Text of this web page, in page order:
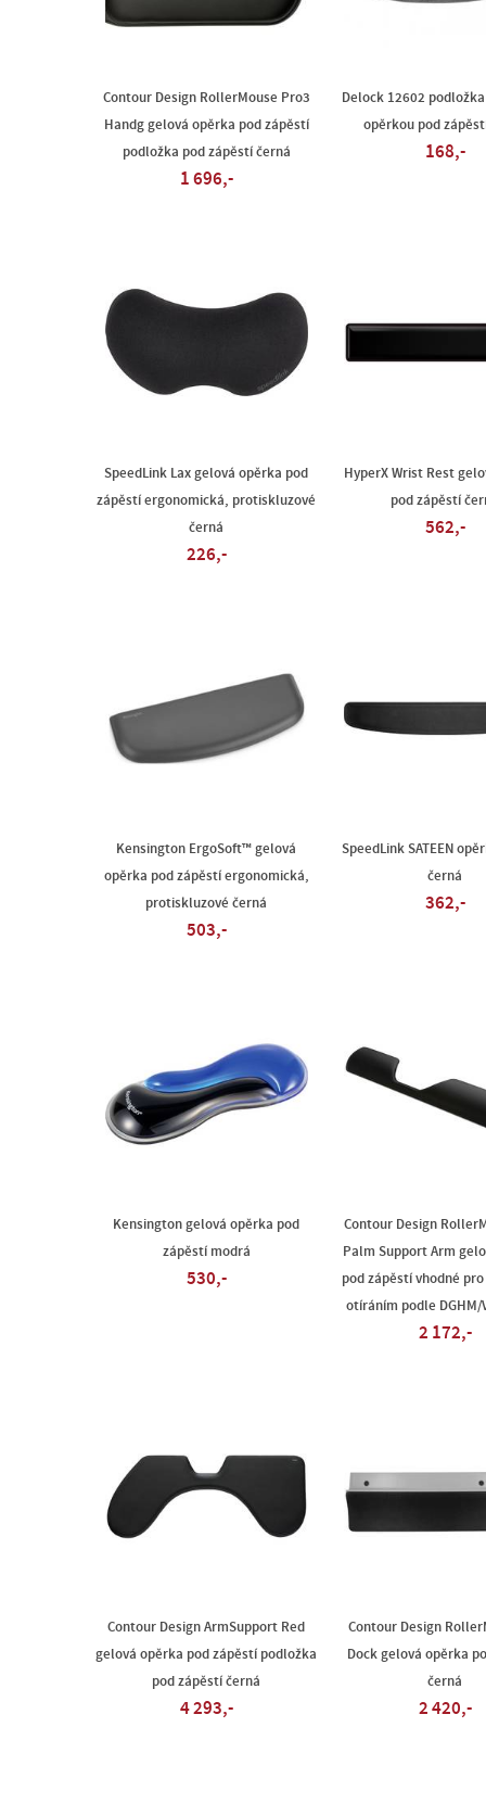
Contour Design RollerMouse Pro3
Handg gelová opěrka pod zápěstí
podložka pod zápěstí černá
1 696,-
Delock 12602
opěrkou pod
168,-
SpeedLink Lax gelová opěrka pod
zápěstí ergonomická, protiskluzové
černá
226,-
HyperX Wrist Rest
pod zápěstí
562,-
Kensington ErgoSoft™ gelová
opěrka pod zápěstí ergonomická,
protiskluzové černá
503,-
SpeedLink SATEEN
černá
362,-
Kensington gelová opěrka pod
zápěstí modrá
530,-
Contour Design
Palm Support Arm
pod zápěstí vhodné
otíráním podle DGHM/
2 172,-
Contour Design ArmSupport Red
gelová opěrka pod zápěstí podložka
pod zápěstí černá
4 293,-
Contour Design
Dock gelová opěrka
černá
2 420,-